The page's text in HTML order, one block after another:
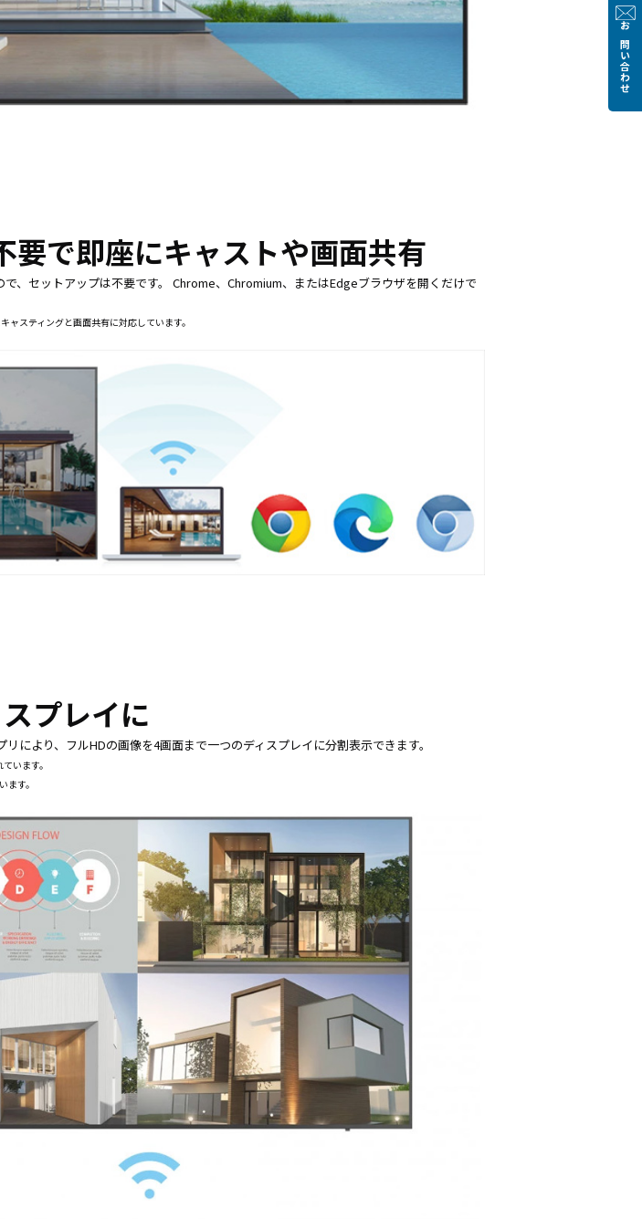
お問い合わせ
要で即座にキャストや画面共有
、セットアップは不要です。 Chrome、Chromium、またはEdgeブラウザを開くだけで
スティングと画面共有に対応しています。
プレイに
により、フルHDの画像を4画面まで一つのディスプレイに分割表示できます。
います。
す。